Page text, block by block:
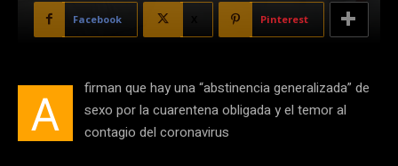
Facebook Pinterest
A
firman que hay una “abstinencia generalizada” de
sexo por la cuarentena obligada y el temor al
contagio del coronavirus